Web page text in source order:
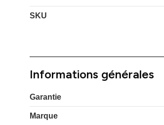
SKU
Informations générales
Garantie
Marque